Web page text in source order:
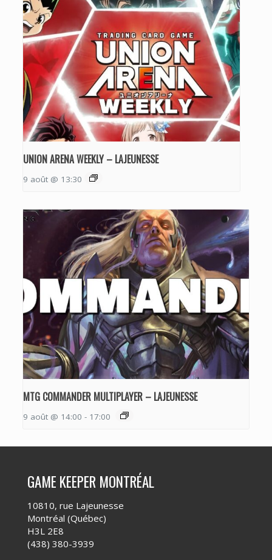
UNION ARENA WEEKLY – LAJEUNESSE
9 août @ 13:30
MTG COMMANDER MULTIPLAYER – LAJEUNESSE
9 août @ 14:00 - 17:00
GAME KEEPER MONTRÉAL
10810, rue Lajeunesse
Montréal (Québec)
H3L 2E8
(438) 380-3939